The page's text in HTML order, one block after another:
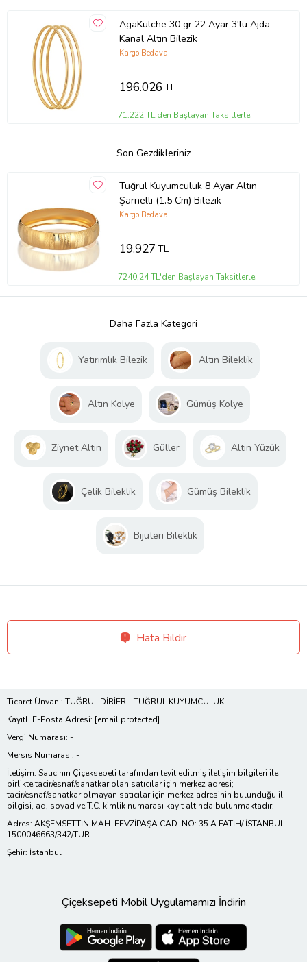
AgaKulche 30 gr 22 Ayar 3'lü Ajda
Kanal Altın Bilezik
Kargo Bedava
196.026TL
71.222 TL'den Başlayan Taksitlerle
Son Gezdikleriniz
Tuğrul Kuyumculuk 8 Ayar Altın
Şarnelli (1.5 Cm) Bilezik
Kargo Bedava
19.927TL
7240,24 TL'den Başlayan Taksitlerle
Daha Fazla Kategori
Yatırımlık Bilezik Altın Bileklik
Altın Kolye Gümüş Kolye
Ziynet Altın Güller Altın Yüzük
Çelik Bileklik Gümüş Bileklik
Bijuteri Bileklik
Hata Bildir
Ticaret Ünvanı: TUĞRUL DİRİER - TUĞRUL KUYUMCULUK
Kayıtlı E-Posta Adresi: [email protected]
Vergi Numarası: -
Mersis Numarası: -
İletişim: Satıcının Çiçeksepeti tarafından teyit edilmiş iletişim bilgileri ile
birlikte tacir/esnaf/sanatkar olan satıcılar için merkez adresi;
tacir/esnaf/sanatkar olmayan satıcılar için merkez adresinin bulunduğu il
bilgisi, ad, soyad ve T.C. kimlik numarası kayıt altında bulunmaktadır.
Adres: AKŞEMSETTİN MAH. FEVZİPAŞA CAD. NO: 35 A FATİH/ İSTANBUL
1500046663/342/TUR
Şehir: İstanbul
Çiçeksepeti Mobil Uygulamamızı İndirin